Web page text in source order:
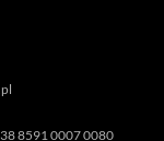
8591 0007 0080